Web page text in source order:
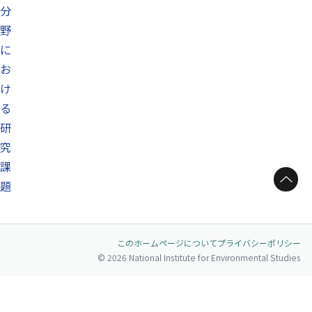
分
野
に
お
け
る
研
究
課
題
ページトップへ
このホームページについてプライバシーポリシー
© 2026 National Institute for Environmental Studies